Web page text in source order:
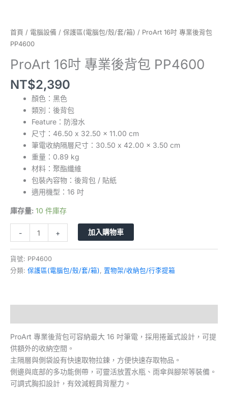
首頁 / 電腦設備 / 保護區(電腦包/殼/套/箱) / ProArt 16吋 專業後背包
PP4600
ProArt 16吋 專業後背包 PP4600
NT$2,390
顏色：黑色
類別：後背包
Feature：防潑水
尺寸：46.50 x 32.50 x 11.00 cm
筆電收納隔層尺寸：30.50 x 42.00 x 3.50 cm
重量：0.89 kg
材料：聚酯纖維
包裝內容物：後背包 / 貼紙
適用機型：16 吋
庫存量: 10 件庫存
- + 加入購物車
貨號: PP4600​
分類: 保護區(電腦包/殼/套/箱) 置物架/收納包/行李提箱
ProArt 專業後背包可容納最大 16 吋筆電，採用捲蓋式設計，可提
供額外的收納空間。​
主隔層與側袋設有快速取物拉鍊，方便快速存取物品。​
側邊與底部的多功能側帶，可靈活放置水瓶、雨傘與腳架等裝備。​
可調式胸扣設計，有效減輕肩背壓力。